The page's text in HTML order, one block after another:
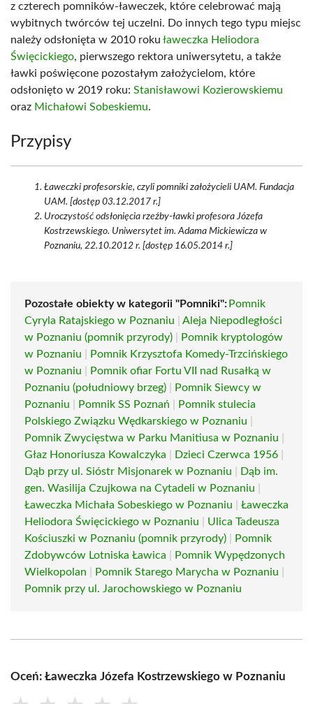
z czterech pomników-ławeczek, które celebrować mają
wybitnych twórców tej uczelni. Do innych tego typu miejsc
należy odsłonięta w 2010 roku ławeczka Heliodora
Święcickiego, pierwszego rektora uniwersytetu, a także
ławki poświęcone pozostałym założycielom, które
odsłonięto w 2019 roku: Stanisławowi Kozierowskiemu
oraz Michałowi Sobeskiemu.
Przypisy
Ławeczki profesorskie, czyli pomniki założycieli UAM. Fundacja
UAM. [dostęp 03.12.2017 r.]
Uroczystość odsłonięcia rzeźby-ławki profesora Józefa
Kostrzewskiego. Uniwersytet im. Adama Mickiewicza w
Poznaniu, 22.10.2012 r. [dostęp 16.05.2014 r.]
Pozostałe obiekty w kategorii "Pomniki": Pomnik
Cyryla Ratajskiego w Poznaniu
Aleja Niepodległości
w Poznaniu (pomnik przyrody)
Pomnik kryptologów
w Poznaniu
Pomnik Krzysztofa Komedy-Trzcińskiego
w Poznaniu
Pomnik ofiar Fortu VII nad Rusałką w
Poznaniu (południowy brzeg)
Pomnik Siewcy w
Poznaniu
Pomnik SS Poznań
Pomnik stulecia
Polskiego Związku Wędkarskiego w Poznaniu
Pomnik Zwycięstwa w Parku Manitiusa w Poznaniu
Głaz Honoriusza Kowalczyka
Dzieci Czerwca 1956
Dąb przy ul. Sióstr Misjonarek w Poznaniu
Dąb im.
gen. Wasilija Czujkowa na Cytadeli w Poznaniu
Ławeczka Michała Sobeskiego w Poznaniu
Ławeczka
Heliodora Święcickiego w Poznaniu
Ulica Tadeusza
Kościuszki w Poznaniu (pomnik przyrody)
Pomnik
Zdobywców Lotniska Ławica
Pomnik Wypędzonych
Wielkopolan
Pomnik Starego Marycha w Poznaniu
Pomnik przy ul. Jarochowskiego w Poznaniu
Oceń: Ławeczka Józefa Kostrzewskiego w Poznaniu